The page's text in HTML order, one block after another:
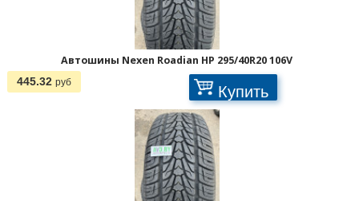
Автошины Nexen Roadian HP 295/40R20 106V
445.32 руб Купить